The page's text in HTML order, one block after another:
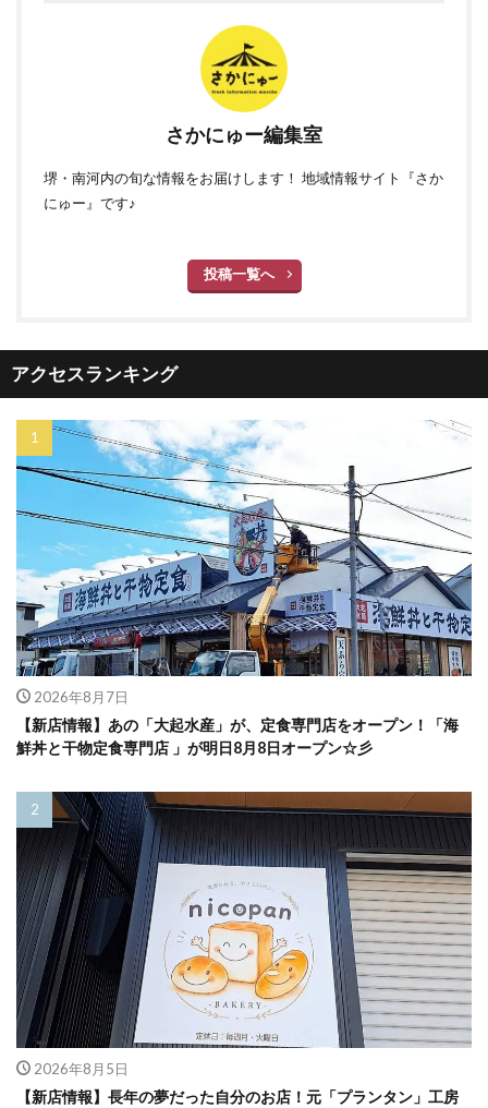
さかにゅー編集室
堺・南河内の旬な情報をお届けします！ 地域情報サイト『さか
にゅー』です♪
投稿一覧へ
アクセスランキング
2026年8月7日
【新店情報】あの「大起水産」が、定食専門店をオープン！「海
鮮丼と干物定食専門店 」が明日8月8日オープン☆彡
2026年8月5日
【新店情報】長年の夢だった自分のお店！元「プランタン」工房